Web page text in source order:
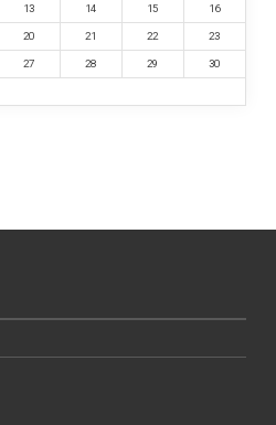
13 14 15 16
20 21 22 23
27 28 29 30